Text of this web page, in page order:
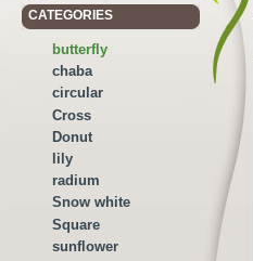
CATEGORIES
butterfly
chaba
circular
Cross
Donut
lily
radium
Snow white
Square
sunflower